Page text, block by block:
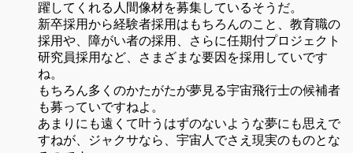
躍してくれる人間像材を募集しているそうだ。
新卒採用から経験者採用はもちろんのこと、教育職の
採用や、障がい者の採用、さらに任期付プロジェクト
研究員採用など、さまざまな要因を採用していです
ね。
もちろん多くのかたがたが夢見る宇宙飛行士の候補者
も募っていですねよ。
あまりにも遠くて叶うはずのないような夢にも思えで
すねが、ジャクサなら、宇宙人でさえ現実のものとな